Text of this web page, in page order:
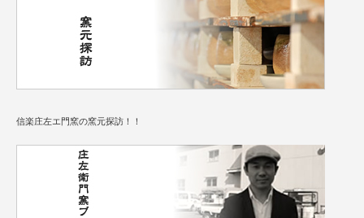
信楽庄左エ門窯の窯元探訪！！